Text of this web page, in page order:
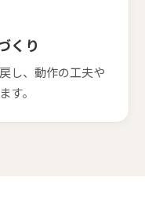
くり
し、動作の工夫や
す。